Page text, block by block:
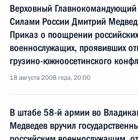
Верховный
Силами России Дмитрий
Приказ о поощрении российских
военнослужащих, проявивших
грузино-южноосетинского
18 августа 2008 года, 20:00
В штабе 58-й армии во
Медведев вручил